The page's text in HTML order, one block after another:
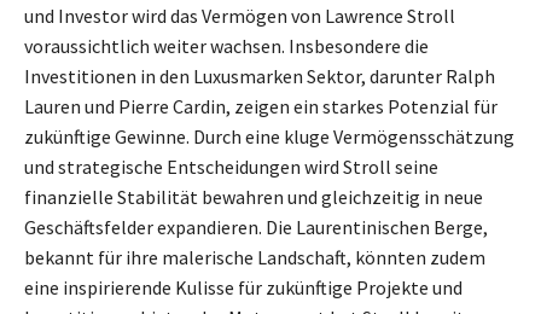
und Investor wird das Vermögen von Lawrence Stroll
voraussichtlich weiter wachsen. Insbesondere die
Investitionen in den Luxusmarken Sektor, darunter Ralph
Lauren und Pierre Cardin, zeigen ein starkes Potenzial für
zukünftige Gewinne. Durch eine kluge Vermögensschätzung
und strategische Entscheidungen wird Stroll seine
finanzielle Stabilität bewahren und gleichzeitig in neue
Geschäftsfelder expandieren. Die Laurentinischen Berge,
bekannt für ihre malerische Landschaft, könnten zudem
eine inspirierende Kulisse für zukünftige Projekte und